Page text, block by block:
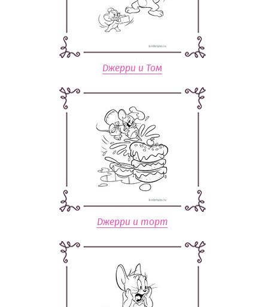
Джерри и Том
Джерри и торт